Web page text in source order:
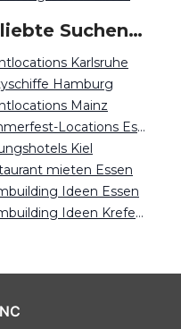
Beliebte Suchen auf Event Inc
Karlsruhe
Hamburg
Mainz
Sommerfest-Locations Essen
Kiel
mieten Essen
Ideen Essen
Teambuilding Ideen Krefeld